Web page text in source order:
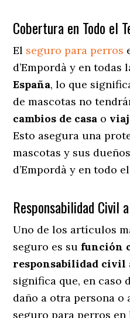
Cobertura en Todo el
El seguro para perros
d’Empordà y en todas
España, lo que
de mascotas no
cambios de casa o
Esto asegura una
mascotas y sus
d’Empordà y en todo
Responsabilidad Civil
Uno de los artículos
seguro es su función
responsabilidad civil
significa que, en caso
daño a otra persona o
seguro para perros en